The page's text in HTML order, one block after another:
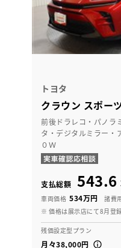
トヨタ
クラウン スポー
前後ドラレコ・パノラ
タ・デジタルミラー・
０Ｗ
支払総額 543.6
車両価格 534万円 諸費
※ 価格は展示店にて8月登
残価設定型プラン
月々38,000円